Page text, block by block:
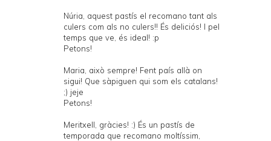
Núria, aquest pastís el recomano tant als
culers com als no culers!! És deliciós! I pel
temps que ve, és ideal! :p
Petons!
Maria, això sempre! Fent país allà on
sigui! Que sàpiguen qui som els catalans!
;) jeje
Petons!
Meritxell, gràcies! :) És un pastís de
temporada que recomano moltíssim,